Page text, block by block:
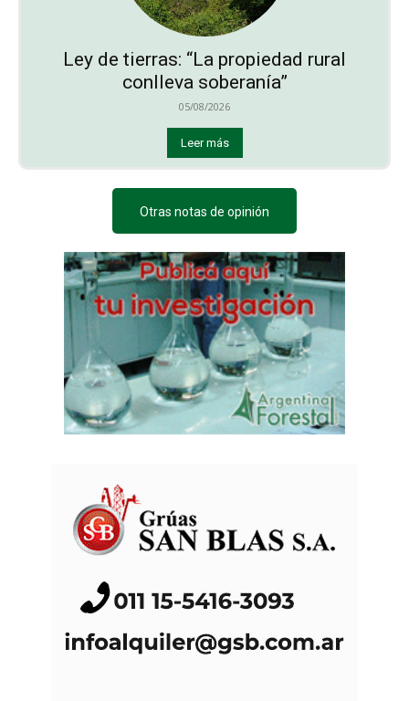
Ley de tierras: “La propiedad rural
conlleva soberanía”
05/08/2026
Leer más
Otras notas de opinión